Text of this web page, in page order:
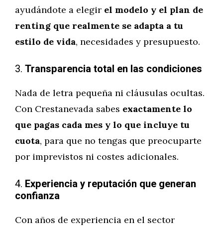
ayudándote a elegir el modelo y el plan de
renting que realmente se adapta a tu
estilo de vida, necesidades y presupuesto.
3. Transparencia total en las condiciones
Nada de letra pequeña ni cláusulas ocultas.
Con Crestanevada sabes exactamente lo
que pagas cada mes y lo que incluye tu
cuota, para que no tengas que preocuparte
por imprevistos ni costes adicionales.
4. Experiencia y reputación que generan
confianza
Con años de experiencia en el sector